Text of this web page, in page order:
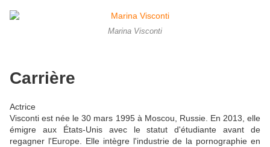
Marina Visconti
Carrière
Actrice
Visconti est née le 30 mars 1995 à Moscou, Russie. En 2013, elle
émigre aux États-Unis avec le statut d'étudiante avant de
regagner l'Europe. Elle intègre l'industrie de la pornographie en